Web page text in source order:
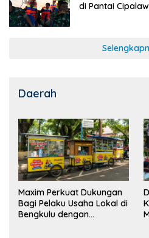
di Pantai
Daerah
Maxim Perkuat Dukungan
Bagi Pelaku Usaha Lokal di
Bengkulu dengan